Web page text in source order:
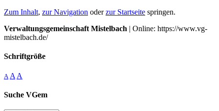
Zum Inhalt, zur Navigation oderzur Startseite springen.
Verwaltungsgemeinschaft Mistelbach | Online: https://www.vg-
mistelbach.de/
Schriftgröße
A A A
Suche VGem